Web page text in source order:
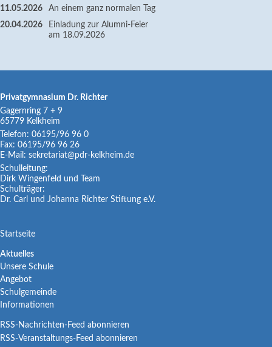
11.05.2026
An einem ganz normalen Tag
20.04.2026
Einladung zur Alumni-Feier
am 18.09.2026
Privatgymnasium Dr. Richter
Gagernring 7 + 9
65779 Kelkheim
Telefon: 06195/96 96 0
Fax: 06195/96 96 26
E-Mail: sekretariat@pdr-kelkheim.de
Schulleitung:
Dirk Wingenfeld und Team
Schulträger:
Dr. Carl und Johanna Richter Stiftung e.V.
Navigation
Startseite
Navigation
überspringen
Aktuelles
Unsere Schule
Angebot
Schulgemeinde
Informationen
RSS-Nachrichten-Feed abonnieren
RSS-Veranstaltungs-Feed abonnieren